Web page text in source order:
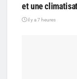
et une
il y a 7 heures